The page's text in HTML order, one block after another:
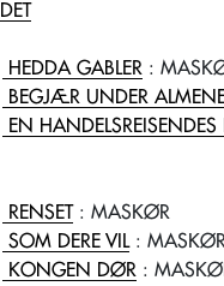
HEDDA GABLER :
BEGJÆR UNDER
EN
RENSET: MASKØR
SOM DERE VIL: MASKØR
KONGEN DØR :